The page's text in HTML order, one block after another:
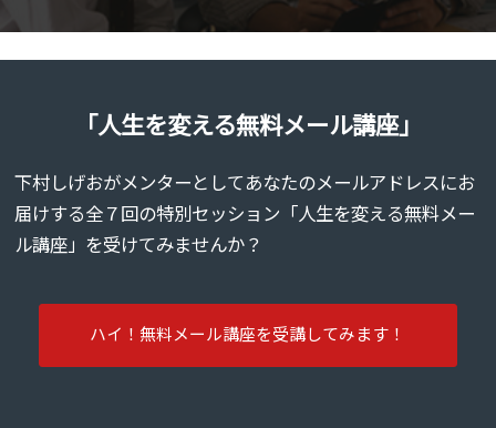
「人生を変える無料メール講座」
下村しげおがメンターとしてあなたのメールアドレスにお
届けする全７回の特別セッション「人生を変える無料メー
ル講座」を受けてみませんか？
ハイ！無料メール講座を受講してみます！